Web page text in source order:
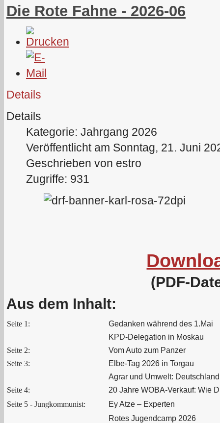
Die Rote Fahne - 2026-06
Details
Details
Kategorie: Jahrgang 2026
Veröffentlicht am Sonntag, 21. Juni
Geschrieben von estro
Zugriffe: 931
(PDF-
Aus dem Inhalt:
Seite 1:
Gedanken während des 1.Mai
KPD-Delegation in Moskau
Seite 2:
Vom Auto zum Panzer
Seite 3:
Elbe-Tag 2026 in Torgau
Agrar und Umwelt:
Seite 4:
20 Jahre WOBA-Verkauf: Wie
Seite 5 - Jungkommunist:
Ey Atze – Experten
Rotes Jugendcamp 2026